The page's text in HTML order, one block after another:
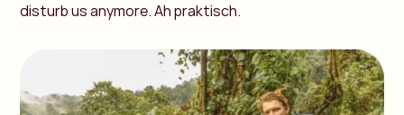
disturb us anymore. Ah praktisch.